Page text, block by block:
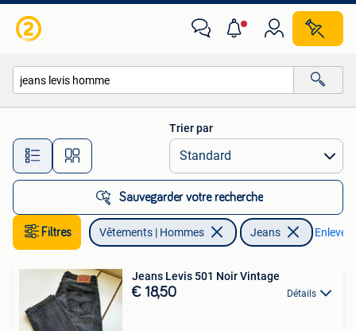
Toutes les distances…
Trier par
Sauvegarder votre recherche
Filtres Vêtements | Hommes Jeans Enlever
Jeans Levis 501 Noir Vintage
€ 18,50 Détails